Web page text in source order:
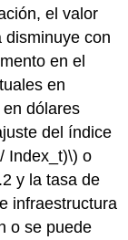
el valor
disminuye con
en el
en
dólares
del índice
Index_t)\) o
y la tasa de
infraestructura
o se puede